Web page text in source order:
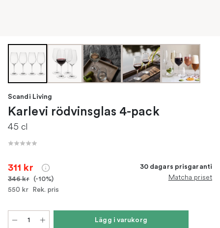
Scandi Living
Karlevi rödvinsglas 4-pack
45 cl
311 kr
346 kr (-10%)
550 kr Rek. pris
30 dagars prisgaranti
Matcha priset
Lägg i varukorg